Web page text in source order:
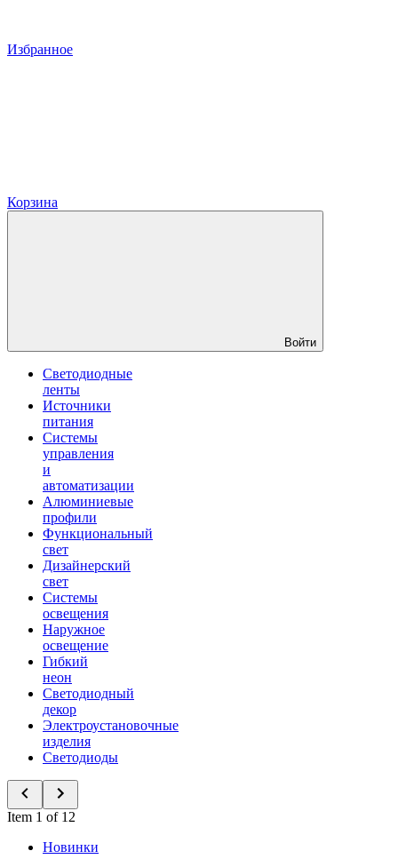
Избранное
Корзина
Войти
Светодиодные
ленты
Источники
питания
Системы
управления
и
автоматизации
Алюминиевые
профили
Функциональный
свет
Дизайнерский
свет
Системы
освещения
Наружное
освещение
Гибкий
неон
Светодиодный
декор
Электроустановочные
изделия
Светодиоды
Item 1 of 12
Новинки